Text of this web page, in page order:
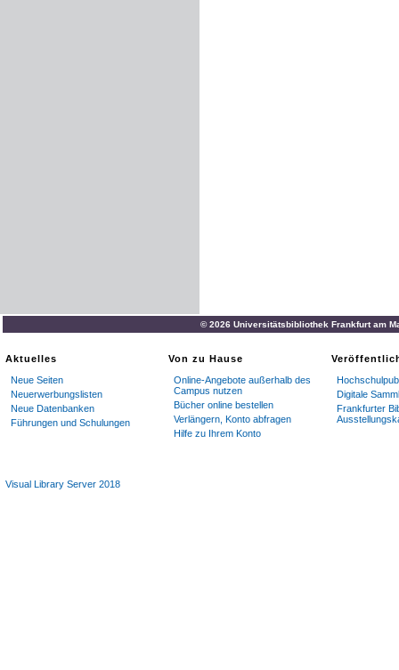
© 2026 Universitätsbibliothek Frankfurt am
Aktuelles
Neue Seiten
Neuerwerbungslisten
Neue Datenbanken
Führungen und Schulungen
Von zu Hause
Online-Angebote außerhalb des
Campus nutzen
Bücher online bestellen
Verlängern, Konto abfragen
Hilfe zu Ihrem Konto
Digitale
Frankfurter
Visual Library Server 2018